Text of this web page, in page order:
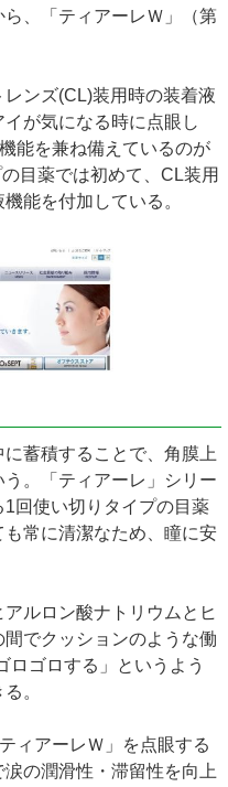
、「ティアーレＷ」（第
レンズ(CL)装用時の装着液
が気になる時に点眼し
能を兼ね備えているのが
目薬では初めて、CL装用
能を付加している。
蓄積することで、角膜上
。「ティアーレ」シリー
回使い切りタイプの目薬
常に清潔なため、瞳に安
ルロン酸ナトリウムとヒ
でクッションのような働
ロゴロする」というよう
。
ィアーレＷ」を点眼する
の潤滑性・滞留性を向上